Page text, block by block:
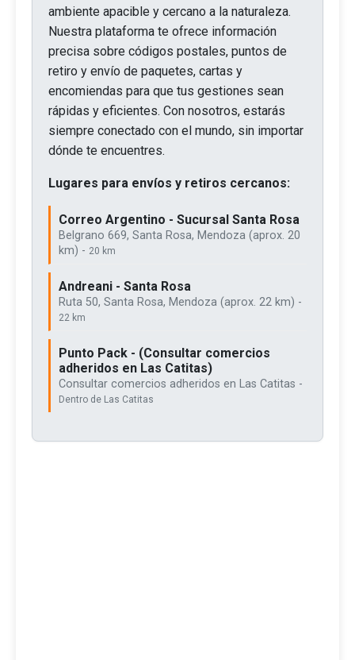
ambiente apacible y cercano a la naturaleza.
Nuestra plataforma te ofrece información
precisa sobre códigos postales, puntos de
retiro y envío de paquetes, cartas y
encomiendas para que tus gestiones sean
rápidas y eficientes. Con nosotros, estarás
siempre conectado con el mundo, sin importar
dónde te encuentres.
Lugares para envíos y retiros cercanos:
Correo Argentino - Sucursal Santa Rosa
Belgrano 669, Santa Rosa, Mendoza (aprox. 20
km) - 20 km
Andreani - Santa Rosa
Ruta 50, Santa Rosa, Mendoza (aprox. 22 km) -
22 km
Punto Pack - (Consultar comercios
adheridos en Las Catitas)
Consultar comercios adheridos en Las Catitas -
Dentro de Las Catitas